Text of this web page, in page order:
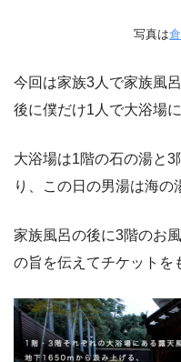
写真は
今回は家族3人で家族風
後に僕だけ1人で大浴場
大浴場は1階の石の湯と
り、この日の男湯は海の
家族風呂の後に3階のお
の旨を伝えてチケットを